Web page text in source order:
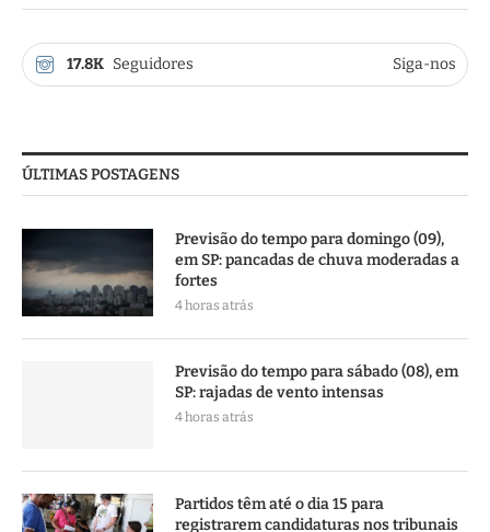
17.8K Seguidores Siga-nos
ÚLTIMAS POSTAGENS
Previsão do tempo para domingo (09),
em SP: pancadas de chuva moderadas a
fortes
4 horas atrás
Previsão do tempo para sábado (08), em
SP: rajadas de vento intensas
4 horas atrás
Partidos têm até o dia 15 para
registrarem candidaturas nos tribunais